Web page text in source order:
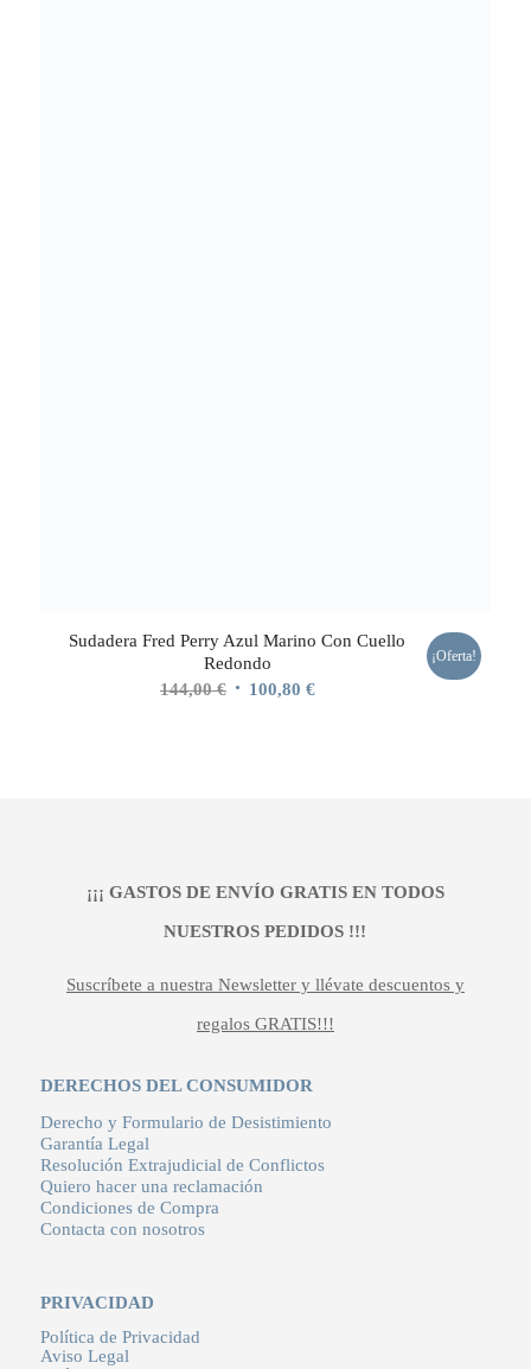
Sudadera Fred Perry Azul Marino Con Cuello
Redondo
144,00€ El 100,80 €El
¡Oferta!
¡¡¡ GASTOS DE ENVÍO GRATIS EN TODOS
NUESTROS PEDIDOS !!!
Suscríbete a nuestra Newsletter y llévate descuentos y
regalos GRATIS!!!
DERECHOS DEL CONSUMIDOR
Derecho y Formulario de Desistimiento
Garantía Legal
Resolución Extrajudicial de Conflictos
Quiero hacer una reclamación
Condiciones de Compra
Contacta con nosotros
PRIVACIDAD
Política de Privacidad
Aviso Legal